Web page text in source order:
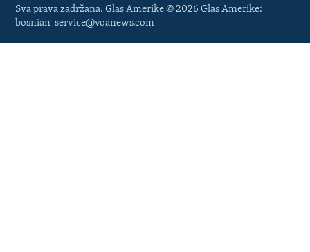
Sva prava zadržana. Glas Amerike © 2026 Glas Amerike:
bosnian-service@voanews.com